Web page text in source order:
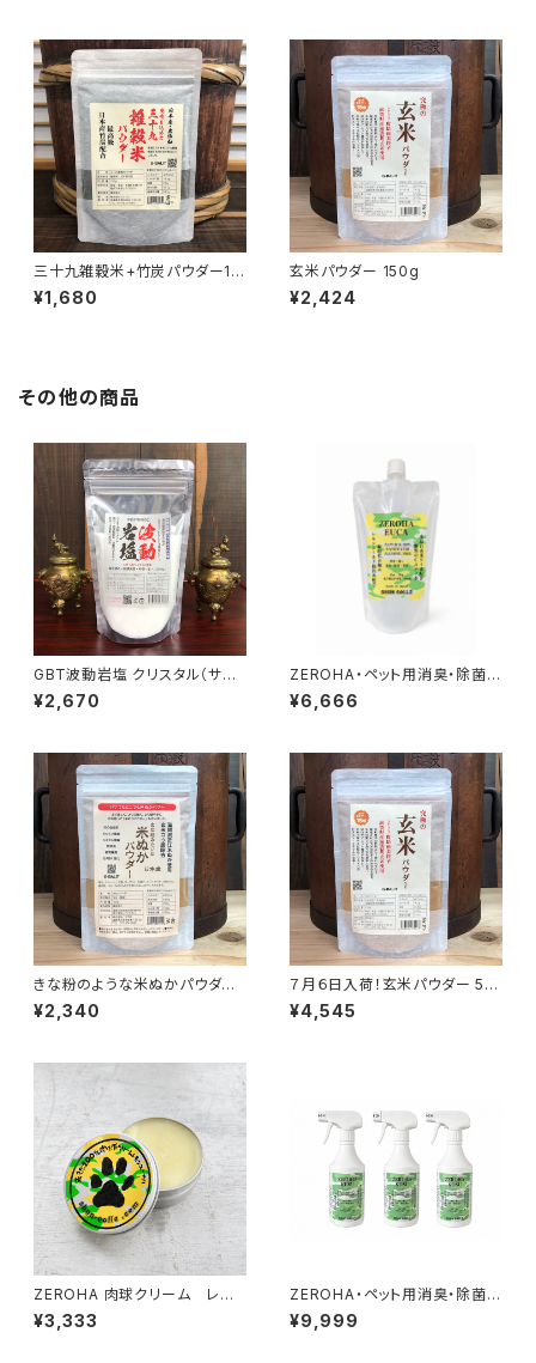
三十九雑穀米+竹炭パウダー15
0g
¥1,680
玄米パウダー 150g
¥2,424
その他の商品
GBT波動岩塩 クリスタル（サン
ド） 300g 最高級ヒマラヤ岩塩
波動転写
¥2,670
ZEROHA・ペット用消臭・除菌ス
プレー レモンユーカリタイプ
詰め替え用 約1L
¥6,666
きな粉のような米ぬかパウダー
150g
¥2,340
７月６日入荷！玄米パウダー 50
0g
¥4,545
ZEROHA 肉球クリーム レモ
ンユーカリの香りタイプ 犬猫
用 約33g
¥3,333
ZEROHA・ペット用消臭・除菌ス
プレークスノキタイプ 約520m
l×3本セット
¥9,999